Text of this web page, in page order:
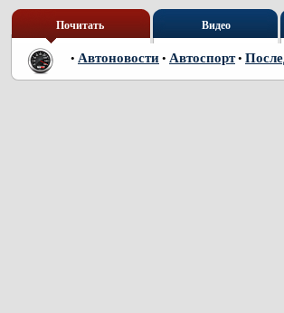
Почитать Видео
• Автоновости • Автоспорт•